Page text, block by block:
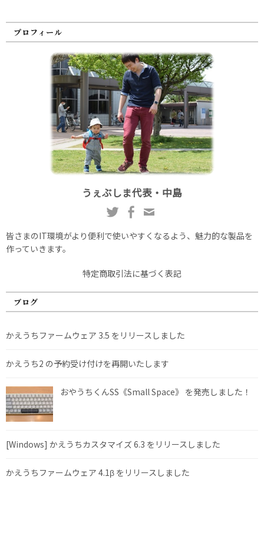
プロフィール
うぇぶしま代表・中島
皆さまのIT環境がより便利で使いやすくなるよう、魅力的な製品を
作っていきます。
特定商取引法に基づく表記
ブログ
かえうちファームウェア 3.5 をリリースしました
かえうち2 の予約受け付けを再開いたします
おやうちくんSS《Small Space》 を発売しました！
[Windows] かえうちカスタマイズ 6.3 をリリースしました
かえうちファームウェア 4.1β をリリースしました